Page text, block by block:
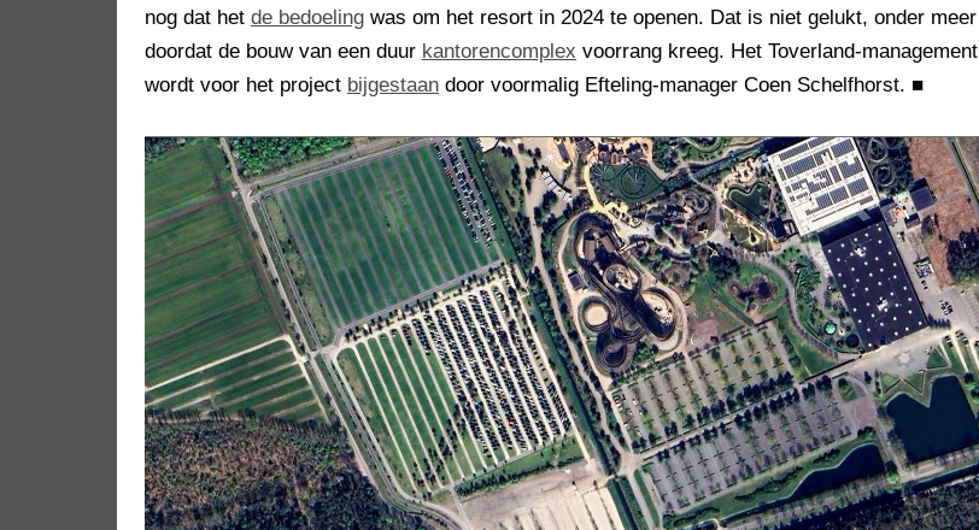
nog dat het de bedoeling was om het resort in 2024 te openen. Dat is niet gelukt, onder meer
doordat de bouw van een duur kantorencomplex voorrang kreeg. Het Toverland-management
wordt voor het project bijgestaan door voormalig Efteling-manager Coen Schelfhorst. ■